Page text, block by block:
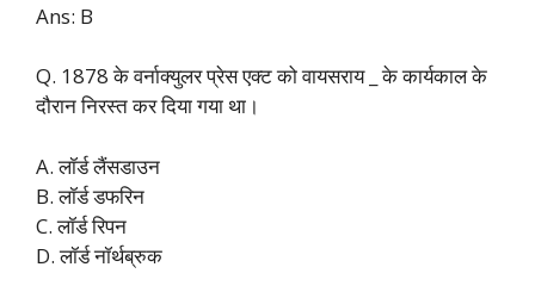
Ans: B
Q. 1878 के वर्नाक्युलर प्रेस एक्ट को वायसराय _ के कार्यकाल के
दौरान निरस्त कर दिया गया था।
A. लॉर्ड लैंसडाउन
B. लॉर्ड डफरिन
C. लॉर्ड रिपन
D. लॉर्ड नॉर्थब्रुक